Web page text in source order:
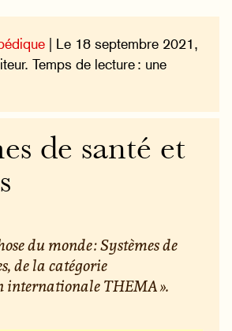
| Le 18 septembre 2021,
Temps de lecture : une
de santé et
du monde : Systèmes de
de la catégorie
internationale THEMA ».